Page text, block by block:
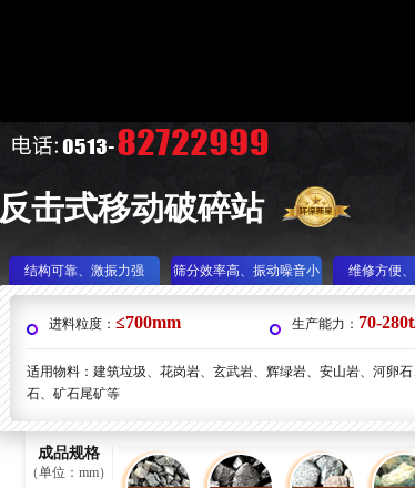
反击式移动破碎站
结构可靠、激振力强 筛分效率高、振动噪音小 维修方便
进料粒度： ≤700mm 生产能力： 70-
适用物料：建筑垃圾、花岗岩、玄武岩、辉绿岩、安山岩、河卵
石、矿石尾矿等
成品规格
（单位：mm）